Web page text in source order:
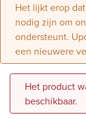
Het lijkt erop
nodig zijn om
ondersteunt.
een nieuwere
Het product
beschikbaar.